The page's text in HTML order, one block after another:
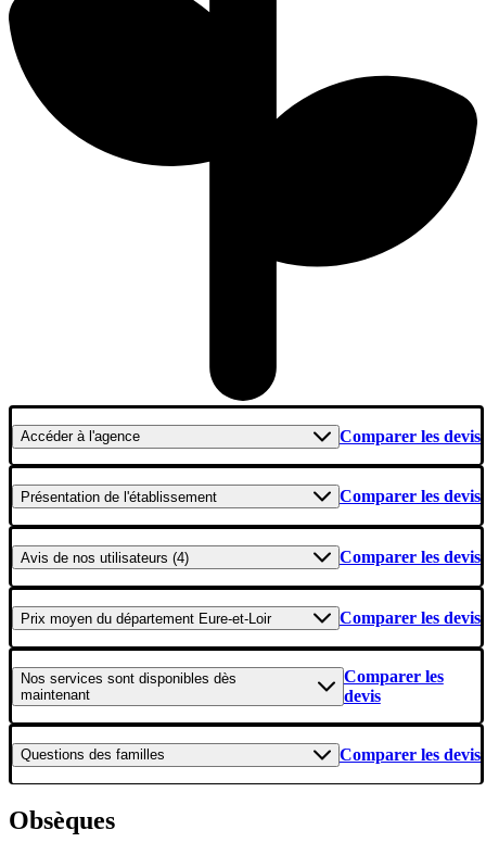
Accéderà l'agence Comparer les devis
Présentation de l'établissement Comparer les devis
Avis de nos utilisateurs (4) Comparer les devis
Prix moyen du département Eure-et-Loir Comparer les devis
Nos services sont disponibles dès
maintenant
Comparer les
devis
Questions des familles Comparer les devis
Obsèques